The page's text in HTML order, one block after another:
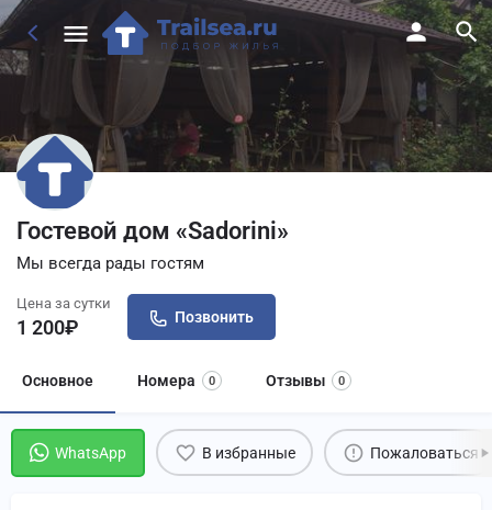
Гостевой дом «Sadorini»
Мы всегда рады гостям
Цена за сутки
1 200₽ Позвонить
Основное Номера 0 Отзывы 0
WhatsApp В избранные Пожаловаться